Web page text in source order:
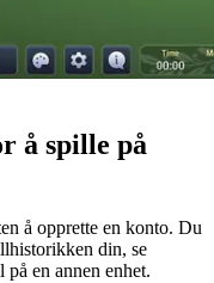
å spille på
å opprette en konto. Du
din, se
en annen enhet.